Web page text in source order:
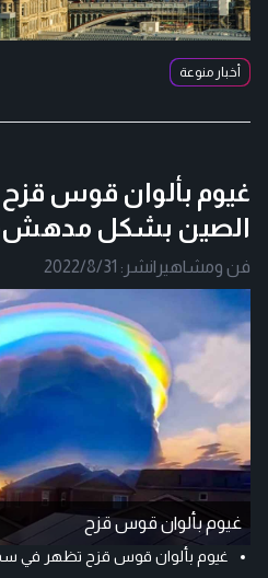
أخبار منوعة
غيوم بألوان قوس
الصين بشكل مدهش-
فن ومشاهير |نشر: 2022/8/31
غيوم بألوان قوس قزح
غيوم بألوان قوس قزح تظهر في